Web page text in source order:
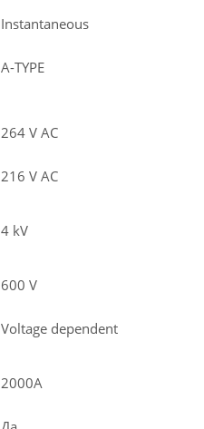
Instantaneous
A-TYPE
264 V AC
216 V AC
4 kV
600 V
Voltage dependent
2000A